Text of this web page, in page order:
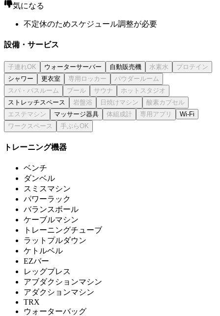
気になる
不定休のためスケジュール調整が必要
設備・サービス
ウォーターサーバー
自動販売機
シャワー
更衣室
ストレッチスペース
マッサージ器具
Wi-Fi
トレーニング機器
ベンチ
ダンベル
スミスマシン
パワーラック
バランスボール
ケーブルマシン
トレーニングチューブ
ラットプルダウン
ケトルベル
EZバー
レッグプレス
アブダクションマシン
アダクションマシン
TRX
ウォーターバッグ